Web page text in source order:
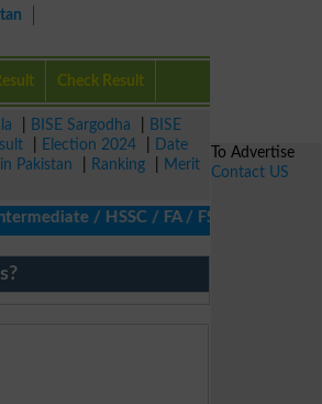
Check Result
BISE Sargodha
BISE
Election 2024
Date
Pakistan Ranking
Merit
/ HSSC / FA / FSc / Inter, 5th /
To Advertise
Contact US